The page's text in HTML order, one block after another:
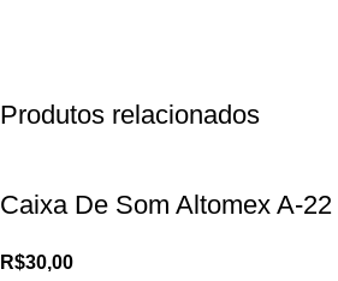
Produtos relacionados
Caixa De Som Altomex A-
R$30,00